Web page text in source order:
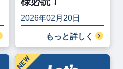
2026年02月20日
もっと詳しく